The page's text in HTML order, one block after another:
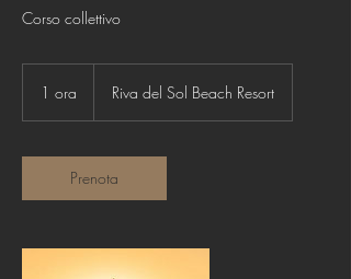
Corso collettivo
1 ora Riva del Sol Beach Resort
Prenota